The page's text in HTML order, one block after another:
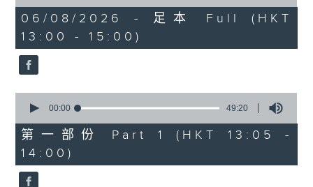
業康復服務中心導師)、蔡文涵(香港耀能
協會愛睿綜合職業康復服務中心學員)
[醫學會會診日]
主題：糖尿眼與眼中風
嘉賓：熊健慧醫生 (眼科專科醫生)
1
hour,
37
minutes,
37
seconds
06/08/2026 - 足本 Full (HKT
13:00 - 15:00)
seconds
49
minutes,
20
seconds
00:00 49:20
第一部份 Part 1 (HKT 13:05 -
14:00)